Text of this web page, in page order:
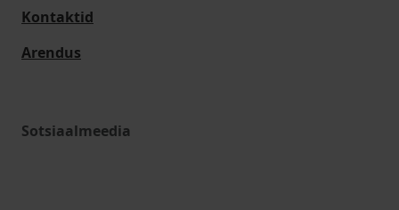
Kontaktid
Arendus
Sotsiaalmeedia